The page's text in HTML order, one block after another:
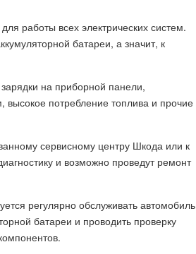
работы всех электрических систем.
батареи, а значит, к
на приборной панели,
высокое потребление топлива и прочие
сервисному центру Шкода или к
и возможно проведут ремонт
регулярно обслуживать автомобиль
батареи и проводить проверку